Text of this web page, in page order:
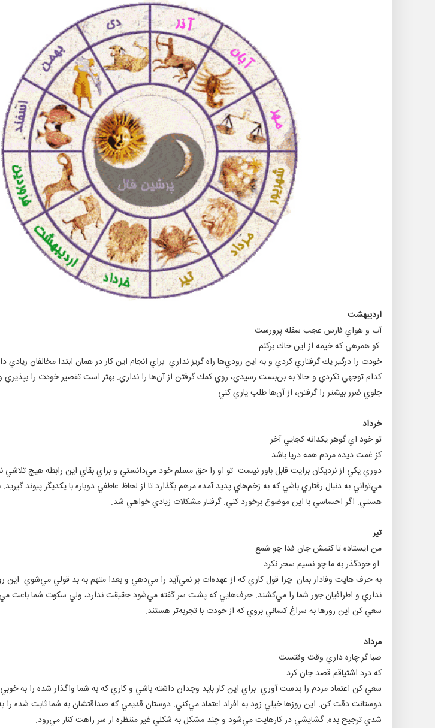
ارديبهشت
آب و هواي فارس عجب سفله پرورست
كو همرهي كه خيمه از اين خاك بركنم
خودت را درگير يك گرفتاري كردي و به اين زودي‌ها راه گريز نداري. براي انجام اين كار در همان ابتدا مخالفان
كدام توجهي نكردي و حالا به بن‌بست رسيدي، روي كمك گرفتن از آن‌ها را نداري. بهتر است تقصير خودت را بپذيري و
جلوي ضرر بيشتر را گرفتن، از آن‌ها طلب ياري كني.
خرداد
تو خود‌ اي گوهر يكدانه كجايي آخر
كز غمت ديده مردم همه دريا باشد
دوري يكي از نزديكان برايت قابل باور نيست. تو او را حق مسلم خود مي‌دانستي و براي بقاي اين رابطه هيچ
مي‌تواني به دنبال رفتاري باشي كه به زخم‌هاي پديد آمده مرهم بگذارد تا از لحاظ عاطفي دوباره با يكديگر پيوند
هستي. اگر احساسي با اين موضوع برخورد كني. گرفتار مشكلات زيادي خواهي شد.
تير
من ايستاده تا كنمش جان فدا چو شمع
او خودگذر به ما چو نسيم سحر نكرد
به حرف هايت وفادار بمان. چرا قول كاري كه از عهده‌ات بر نمي‌آيد را مي‌دهي و بعدا متهم به بد قولي مي‌شوي. اين
نداري و اطرافيان جور شما را مي‌كشند. حرف‌هايي كه پشت سر گفته مي‌شود حقيقت ندارد، ولي سكوت شما باعث
سعي كن اين روز‌ها به سراغ كساني بروي كه از خودت با تجربه‌تر هستند.
مرداد
صبا گر چاره داري وقت وقتست
كه درد اشتياقم قصد جان كرد
سعي كن اعتماد مردم را بدست آوري. براي اين كار بايد وجدان داشته باشي و كاري كه به شما واگذار شده را به
دوستانت دقت كن. اين روز‌ها خيلي زود به افراد اعتماد مي‌كني. دوستان قديمي كه صداقتشان به شما ثابت شده را به
شدي ترجيح بده. گشايشي در كارهايت مي‌شود و چند مشكل به شكلي غير منتظره از سر راهت كنار مي‌رود.